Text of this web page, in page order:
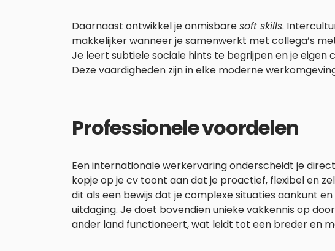
Daarnaast ontwikkel je onmisbaresoft skills.
makkelijker wanneer je samenwerkt met collega’s
Je leert subtiele sociale hints te begrijpen en je eigen
Deze vaardigheden zijn in elke moderne
Professionele voordelen
Een internationale werkervaring onderscheidt je
kopje op je cv toont aan dat je proactief, flexibel en
dit als een bewijs dat je complexe situaties aankunt
uitdaging. Je doet bovendien unieke vakkennis op
ander land functioneert, wat leidt tot een breder en